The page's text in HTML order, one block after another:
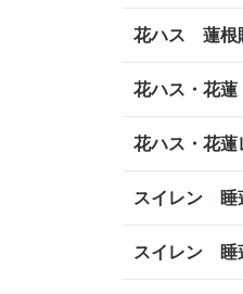
花ハス 蓮根
花ハス・花
花ハス・花蓮
スイレン 睡
スイレン 睡